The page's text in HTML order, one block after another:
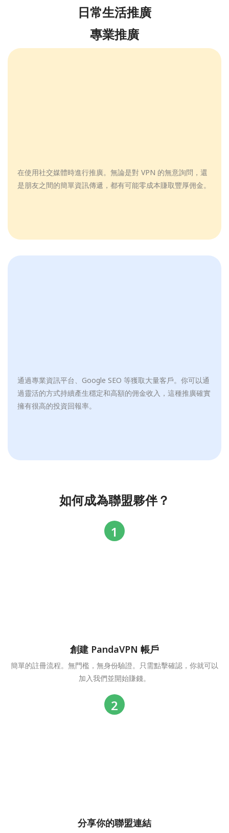
日常生活推廣
專業推廣
在使用社交媒體時進行推廣。無論是對 VPN 的無意詢問，還
是朋友之間的簡單資訊傳遞，都有可能零成本賺取豐厚佣金。
通過專業資訊平台、Google SEO 等獲取大量客戶。你可以通
過靈活的方式持續產生穩定和高額的佣金收入，這種推廣確實
擁有很高的投資回報率。
如何成為聯盟夥伴？
創建 PandaVPN 帳戶
簡單的註冊流程。無門檻，無身份驗證。只需點擊確認，你就可以
加入我們並開始賺錢。
分享你的聯盟連結